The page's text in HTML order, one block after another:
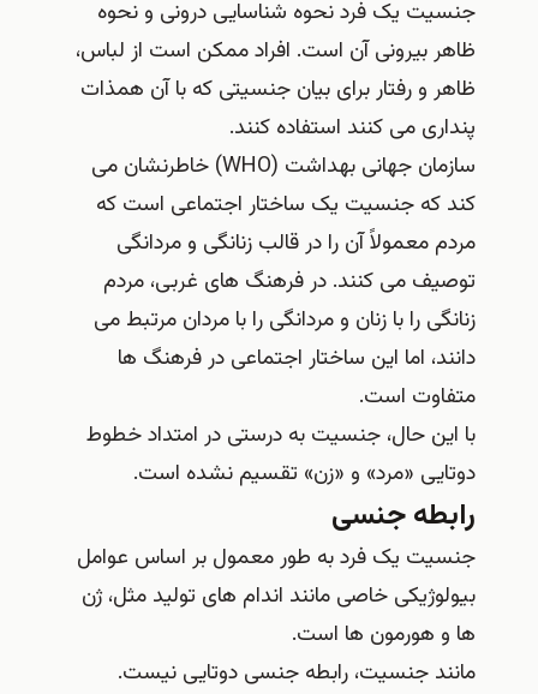
جنسیت یک فرد نحوه شناسایی درونی و نحوه
ظاهر بیرونی آن است. افراد ممکن است از لباس،
ظاهر و رفتار برای بیان جنسیتی که با آن همذات
پنداری می کنند استفاده کنند.
سازمان جهانی بهداشت (WHO) خاطرنشان می
کند که جنسیت یک ساختار اجتماعی است که
مردم معمولاً آن را در قالب زنانگی و مردانگی
توصیف می کنند. در فرهنگ‌ های غربی، مردم
زنانگی را با زنان و مردانگی را با مردان مرتبط می‌
دانند، اما این ساختار اجتماعی در فرهنگ‌ ها
متفاوت است.
با این حال، جنسیت به درستی در امتداد خطوط
دوتایی «مرد» و «زن» تقسیم نشده است.
رابطه جنسی
جنسیت یک فرد به طور معمول بر اساس عوامل
بیولوژیکی خاصی مانند اندام های تولید مثل، ژن
ها و هورمون ها است.
مانند جنسیت، رابطه جنسی دوتایی نیست.